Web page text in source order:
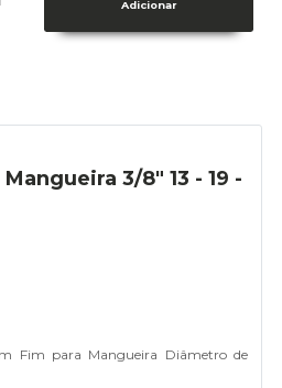
3/8" 13 - 19 -
Fim para Mangueira Diâmetro de